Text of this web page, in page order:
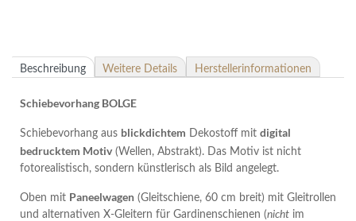
Beschreibung Weitere Details Herstellerinformationen
Schiebevorhang BOLGE
Schiebevorhang aus blickdichtem Dekostoff mit digital
bedrucktem Motiv(Wellen, Abstrakt). Das Motiv ist nicht
fotorealistisch, sondern künstlerisch als Bild angelegt.
Oben mit Paneelwagen (Gleitschiene, 60 cm breit) mit Gleitrollen
und alternativen X-Gleitern für Gardinenschienen (nicht im